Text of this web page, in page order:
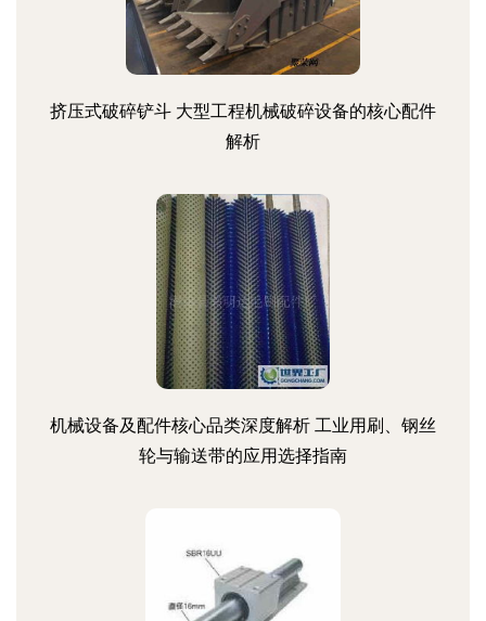
挤压式破碎铲斗 大型工程机械破碎设备的核心配件
解析
机械设备及配件核心品类深度解析 工业用刷、钢丝
轮与输送带的应用选择指南